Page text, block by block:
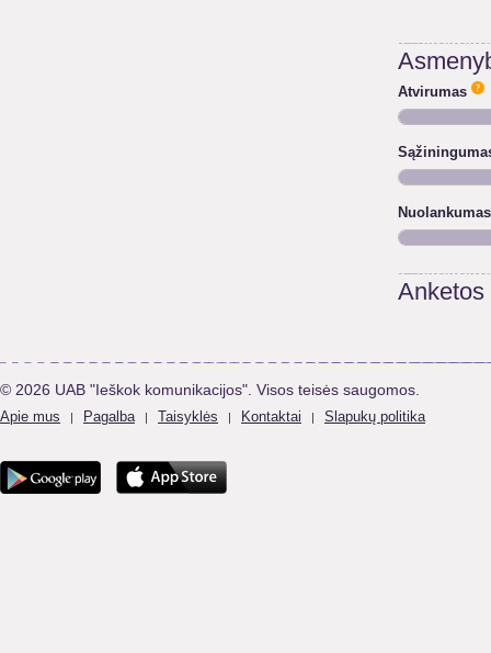
Atvirumas
Nuolankumas
Anketos
© 2026 UAB "Ieškok komunikacijos". Visos teisės saugomos.
Apie mus | Pagalba | Taisyklės | Kontaktai | Slapukų politika